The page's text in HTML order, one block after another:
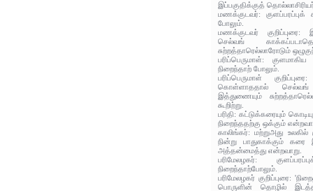
இப்பகுதிக்குத்
மணக்குடவர்: குளப்பரப்புக்
போலும்.
மணக்குடவர் குறிப்புரை:
செல்வங்
சுற்றத்தாரெல்லாரோடும்
பரிப்பெருமாள்:
நிறைந்தாற் போலும்.
பரிப்பெருமாள்
கொள்ளாததால் செல்வங்
இத்துணையும்
கூறிற்று.
பரிதி: கட்டுக்கரையும்
நிறைந்ததற்கு ஒக்கும்
காலிங்கர்: மற்றுஅது
நின்று பாதுகாக்கும்
அத்தன்மைத்து என்றவாறு.
பரிமேலழகர்:
நிறைந்தாற்போலும்.
பரிமேலழகர் குறிப்புரை:
பொருளின் தொழில்